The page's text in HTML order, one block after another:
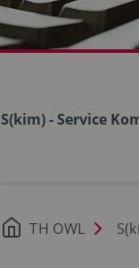
S(kim) - Service
TH OWL